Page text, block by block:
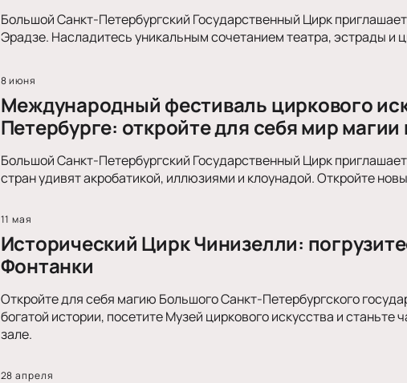
Большой Санкт-Петербургский Государственный Цирк
Эрадзе. Насладитесь уникальным сочетанием театра, эстрады и
8 июня
Международный фестиваль циркового
Петербурге: откройте для себя мир магии
Большой Санкт-Петербургский Государственный Цирк
стран удивят акробатикой, иллюзиями и клоунадой. Откройте
11 мая
Исторический Цирк Чинизелли:
Фонтанки
Откройте для себя магию Большого Санкт-Петербургского
богатой истории, посетите Музей циркового искусства и
зале.
28 апреля